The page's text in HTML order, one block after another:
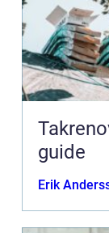
guide
Erik